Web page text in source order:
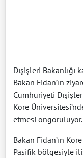
Dışişleri
Bakan Fidan’ın
Cumhuriyeti
Kore
etmesi öngörülüyor.
Bakan Fidan’ın
Pasifik bölgesiyle